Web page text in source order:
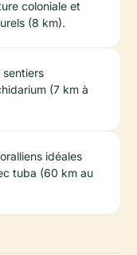
coloniale et
(8 km).
sentiers
(7 km à
idéales
tuba (60 km au